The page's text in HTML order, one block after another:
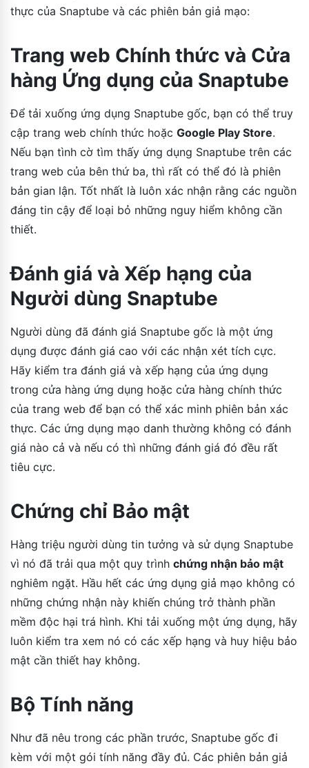
thực của Snaptube và các phiên bản giả mạo:
Trang web Chính thức và Cửa
hàng Ứng dụng của Snaptube
Để tải xuống ứng dụng Snaptube gốc, bạn có thể truy
cập trang web chính thức hoặc Google Play Store.
Nếu bạn tình cờ tìm thấy ứng dụng Snaptube trên các
trang web của bên thứ ba, thì rất có thể đó là phiên
bản gian lận. Tốt nhất là luôn xác nhận rằng các nguồn
đáng tin cậy để loại bỏ những nguy hiểm không cần
thiết.
Đánh giá và Xếp hạng của
Người dùng Snaptube
Người dùng đã đánh giá Snaptube gốc là một ứng
dụng được đánh giá cao với các nhận xét tích cực.
Hãy kiểm tra đánh giá và xếp hạng của ứng dụng
trong cửa hàng ứng dụng hoặc cửa hàng chính thức
của trang web để bạn có thể xác minh phiên bản xác
thực. Các ứng dụng mạo danh thường không có đánh
giá nào cả và nếu có thì những đánh giá đó đều rất
tiêu cực.
Chứng chỉ Bảo mật
Hàng triệu người dùng tin tưởng và sử dụng Snaptube
vì nó đã trải qua một quy trình chứng nhận bảo mật
nghiêm ngặt. Hầu hết các ứng dụng giả mạo không có
những chứng nhận này khiến chúng trở thành phần
mềm độc hại trá hình. Khi tải xuống một ứng dụng, hãy
luôn kiểm tra xem nó có các xếp hạng và huy hiệu bảo
mật cần thiết hay không.
Bộ Tính năng
Như đã nêu trong các phần trước, Snaptube gốc đi
kèm với một gói tính năng đầy đủ. Các phiên bản giả